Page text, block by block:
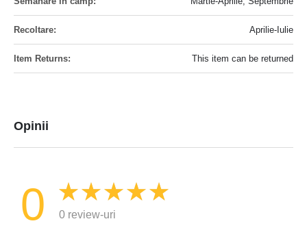
Aprilie-Iulie
This item can be returned
Opinii
0 0 review-uri